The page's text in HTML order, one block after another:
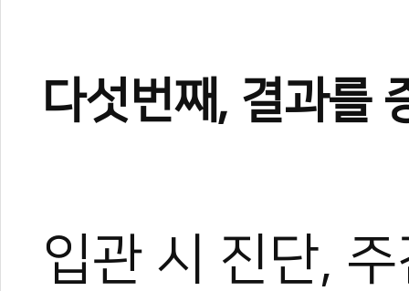
다섯번째, 결과를
입관 시 진단,
하는 방식으로 프로젝트를
디어사의 디자인 업무와